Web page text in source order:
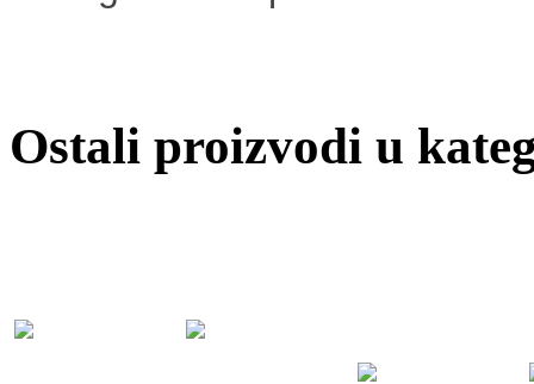
Ostali proizvodi u